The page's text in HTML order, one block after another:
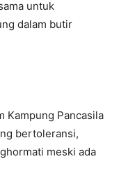
untuk
dalam butir
Kampung Pancasila
bertoleransi,
meski ada